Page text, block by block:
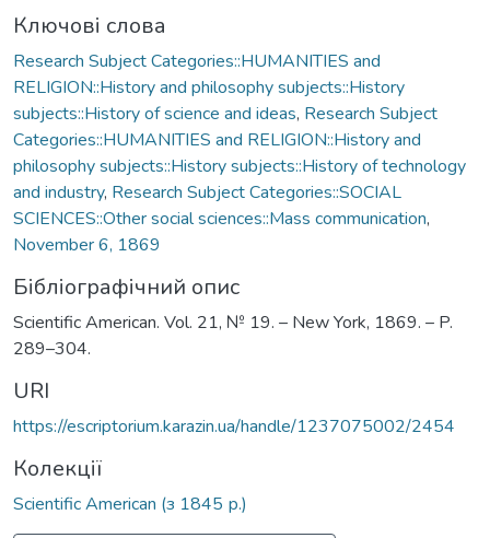
Ключові слова
Research Subject Categories::HUMANITIES and
RELIGION::History and philosophy subjects::History
subjects::History of science and ideas, Research Subject
Categories::HUMANITIES and RELIGION::History and
philosophy subjects::History subjects::History of technology
and industry, Research Subject Categories::SOCIAL
SCIENCES::Other social sciences::Mass communication,
November 6, 1869
Бібліографічний опис
Scientific American. Vol. 21, № 19. – New York, 1869. – P.
289–304.
URI
https://escriptorium.karazin.ua/handle/1237075002/2454
Колекції
Scientific American (з 1845 р.)